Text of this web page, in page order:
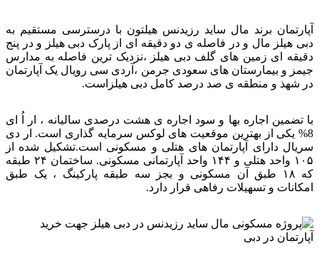
آپارتمان برند مال ساید رزیدنس هیلتون با درسترسی مستقیم به
دبی هیلز مال و در فاصله ی دو دقیقه ای از پارک دبی هیلز و در پنج
دقیقه ای زمین های گلف دبی هیلز ،نزدیک ترین فاصله به مدارس
جیمز و بیمارستان های سعودی جرمن ،آردی سی رویال یک آپارتمان
در شهذ و منطقه ی صد درصد کامل دبی هیلزاست.
با تضمین اجاره بها و سود اجاره ی هشت درصدی سالیانه ، ار اُ ای
8% یکی از بهترین موقعیت های لوکس سرمایه گذاری است. ار دی
سریال دارای آپارتمان های هتلی و مسکونی است.تشکیل شده از
۱۰۵ واحد هتلی و ۱۴۴ واحد آپارتمانی مسکونی. ساختمان ۲۴ طبقه
که ۱۸ طبق آن مسکونی و بجز سه طبقه پارکینگ ، یک طبق
امکانات و تسهیلات رفاهی قرار دارد.